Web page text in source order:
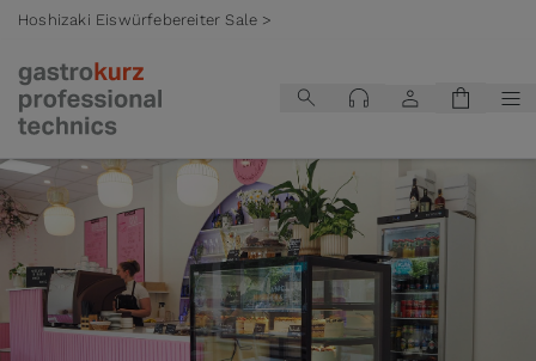
Hoshizaki Eiswürfebereiter Sale >